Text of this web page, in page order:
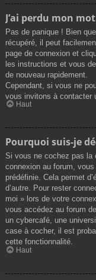
J’ai perdu mon
Pas de panique ! Bien
récupéré, il peut
page de connexion et
les instructions et vous
de nouveau rapidement.
Cependant, si vous ne
vous invitons à contacter
Haut
Pourquoi suis-je
Si vous ne cochez pas la
connexion au forum,
prédéfinie. Cela permet
d’autre. Pour rester
moi » lors de votre
vous accédez au forum
un cybercafé, une
case à cocher, il est
cette fonctionnalité.
Haut